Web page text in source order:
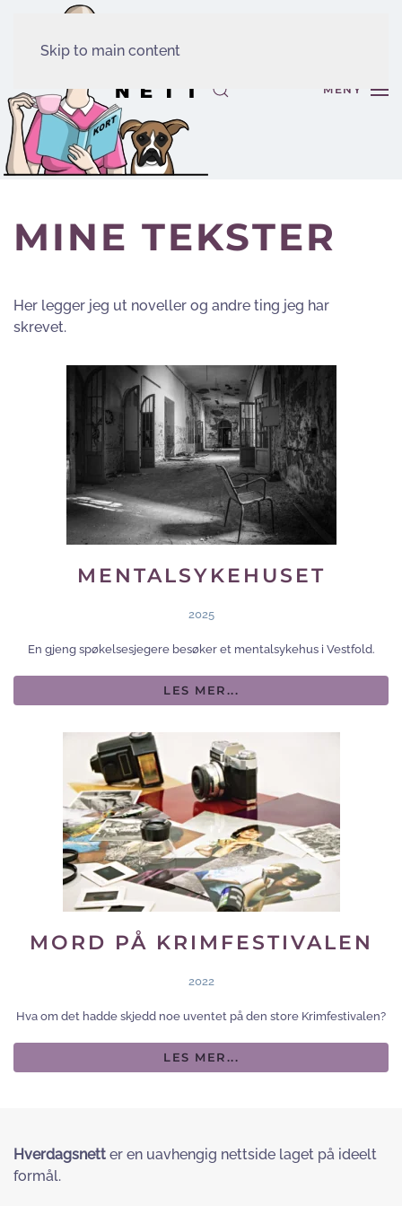
Skip to main content
MENY
MINE TEKSTER
Her legger jeg ut noveller og andre ting jeg har
skrevet.
MENTALSYKEHUSET
2025
En gjeng spøkelsesjegere besøker et mentalsykehus i Vestfold.
LES MER...
MORD PÅ KRIMFESTIVALEN
2022
Hva om det hadde skjedd noe uventet på den store Krimfestivalen?
LES MER...
Hverdagsnett er en uavhengig nettside laget på ideelt
formål.